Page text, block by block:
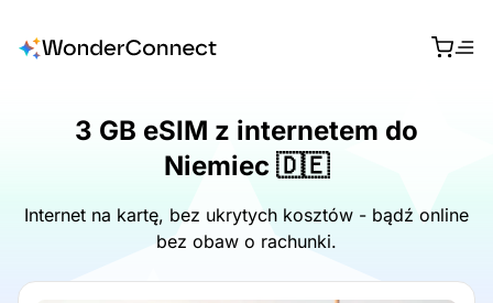
3 GB eSIM z internetem do
Niemiec 🇩🇪
Internet na kartę, bez ukrytych kosztów - bądź online
bez obaw o rachunki.